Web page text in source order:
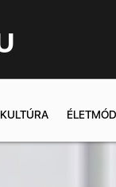
KULTÚRA ÉLETMÓD